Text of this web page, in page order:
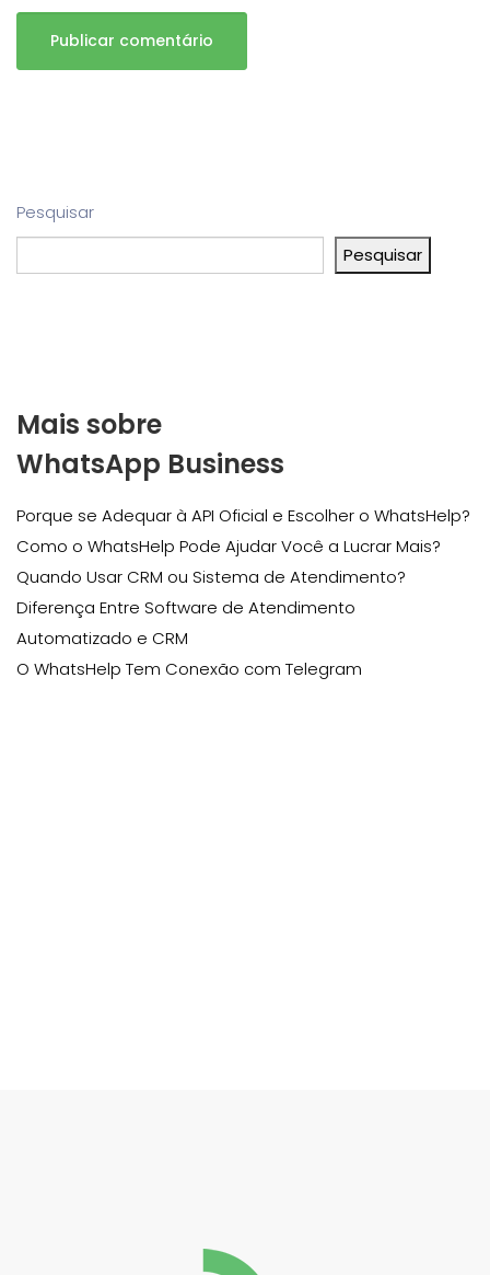
Pesquisar
Pesquisar
Mais sobre
WhatsApp Business
Porque se Adequar à API Oficial e Escolher o WhatsHelp?
Como o WhatsHelp Pode Ajudar Você a Lucrar Mais?
Quando Usar CRM ou Sistema de Atendimento?
Diferença Entre Software de Atendimento
Automatizado e CRM
O WhatsHelp Tem Conexão com Telegram